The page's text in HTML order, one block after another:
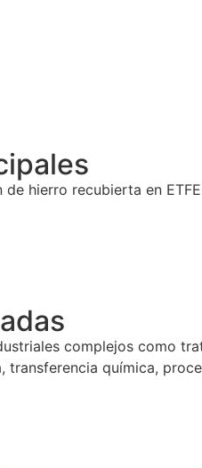
hierro recubierta en ETFE
complejos como
química,